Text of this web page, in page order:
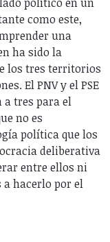
como este,
una
ha sido la
los tres territorios
El PNV y el PSE
a tres para el
no es
política que los
deliberativa
entre ellos ni
hacerlo por el